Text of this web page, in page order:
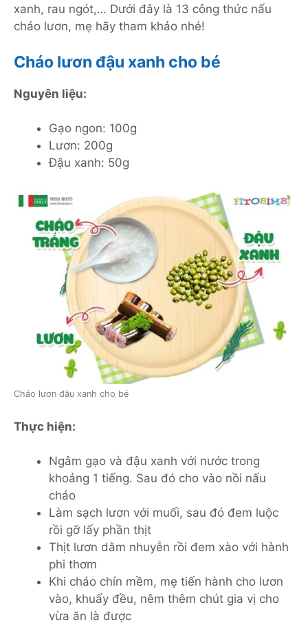
xanh, rau ngót,… Dưới đây là 13 công thức nấu
cháo lươn, mẹ hãy tham khảo nhé!
Cháo lươn đậu xanh cho bé
Nguyên liệu:
Gạo ngon: 100g
Lươn: 200g
Đậu xanh: 50g
Cháo lươn đậu xanh cho bé
Thực hiện:
Ngâm gạo và đậu xanh với nước trong
khoảng 1 tiếng. Sau đó cho vào nồi nấu
cháo
Làm sạch lươn với muối, sau đó đem luộc
rồi gỡ lấy phần thịt
Thịt lươn dằm nhuyễn rồi đem xào với hành
phi thơm
Khi cháo chín mềm, mẹ tiến hành cho lươn
vào, khuấy đều, nêm thêm chút gia vị cho
vừa ăn là được